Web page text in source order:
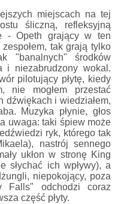
miejscach na tej
śliczną, refleksyjną
- Opeth grający w ten
tak grają tylko
"banalnych" środków
i niezabrudzony wokal.
pilotujący płytę, kiedy
nie mogłem przestać
dźwiękach i wiedziałem,
Muzyka płynie, głos
uwaga: taki śpiew może
ryk, którego tak
nastrój sennego
ukłon w stronę King
słychać ich wpływy), a
niepokojący, poza
Falls" odchodzi coraz
część płyty.